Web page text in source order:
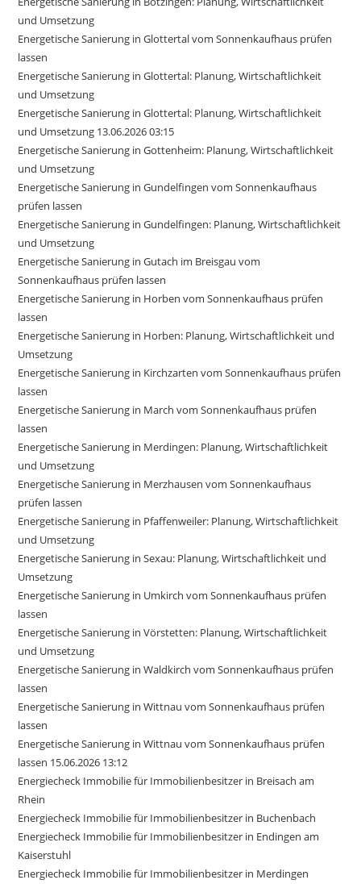
und Umsetzung
Energetische Sanierung in Glottertal vom Sonnenkaufhaus prüfen
lassen
Energetische Sanierung in Glottertal: Planung, Wirtschaftlichkeit
und Umsetzung
Energetische Sanierung in Glottertal: Planung, Wirtschaftlichkeit
und Umsetzung 13.06.2026 03:15
Energetische Sanierung in Gottenheim: Planung, Wirtschaftlichkeit
und Umsetzung
Energetische Sanierung in Gundelfingen vom Sonnenkaufhaus
prüfen lassen
Energetische Sanierung in Gundelfingen: Planung, Wirtschaftlichkeit
und Umsetzung
Energetische Sanierung in Gutach im Breisgau vom
Sonnenkaufhaus prüfen lassen
Energetische Sanierung in Horben vom Sonnenkaufhaus prüfen
lassen
Energetische Sanierung in Horben: Planung, Wirtschaftlichkeit und
Umsetzung
Energetische Sanierung in Kirchzarten vom Sonnenkaufhaus prüfen
lassen
Energetische Sanierung in March vom Sonnenkaufhaus prüfen
lassen
Energetische Sanierung in Merdingen: Planung, Wirtschaftlichkeit
und Umsetzung
Energetische Sanierung in Merzhausen vom Sonnenkaufhaus
prüfen lassen
Energetische Sanierung in Pfaffenweiler: Planung, Wirtschaftlichkeit
und Umsetzung
Energetische Sanierung in Sexau: Planung, Wirtschaftlichkeit und
Umsetzung
Energetische Sanierung in Umkirch vom Sonnenkaufhaus prüfen
lassen
Energetische Sanierung in Vörstetten: Planung, Wirtschaftlichkeit
und Umsetzung
Energetische Sanierung in Waldkirch vom Sonnenkaufhaus prüfen
lassen
Energetische Sanierung in Wittnau vom Sonnenkaufhaus prüfen
lassen
Energetische Sanierung in Wittnau vom Sonnenkaufhaus prüfen
lassen 15.06.2026 13:12
Energiecheck Immobilie für Immobilienbesitzer in Breisach am
Rhein
Energiecheck Immobilie für Immobilienbesitzer in Buchenbach
Energiecheck Immobilie für Immobilienbesitzer in Endingen am
Kaiserstuhl
Energiecheck Immobilie für Immobilienbesitzer in Merdingen